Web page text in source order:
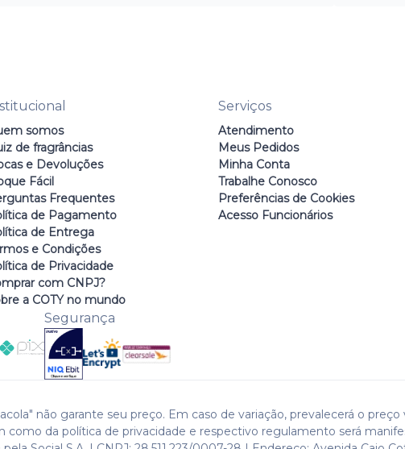
somos
de fragrâncias
e Devoluções
Fácil
Frequentes
de Pagamento
de Entrega
e Condições
de Privacidade
com CNPJ?
a COTY no mundo
Serviços
Atendimento
Meus Pedidos
Minha Conta
Trabalhe Conosco
Preferências de Cookies
Acesso Funcionários
Segurança
não garante seu preço. Em caso de variação, prevalecerá o
como da política de privacidade e respectivo regulamento será